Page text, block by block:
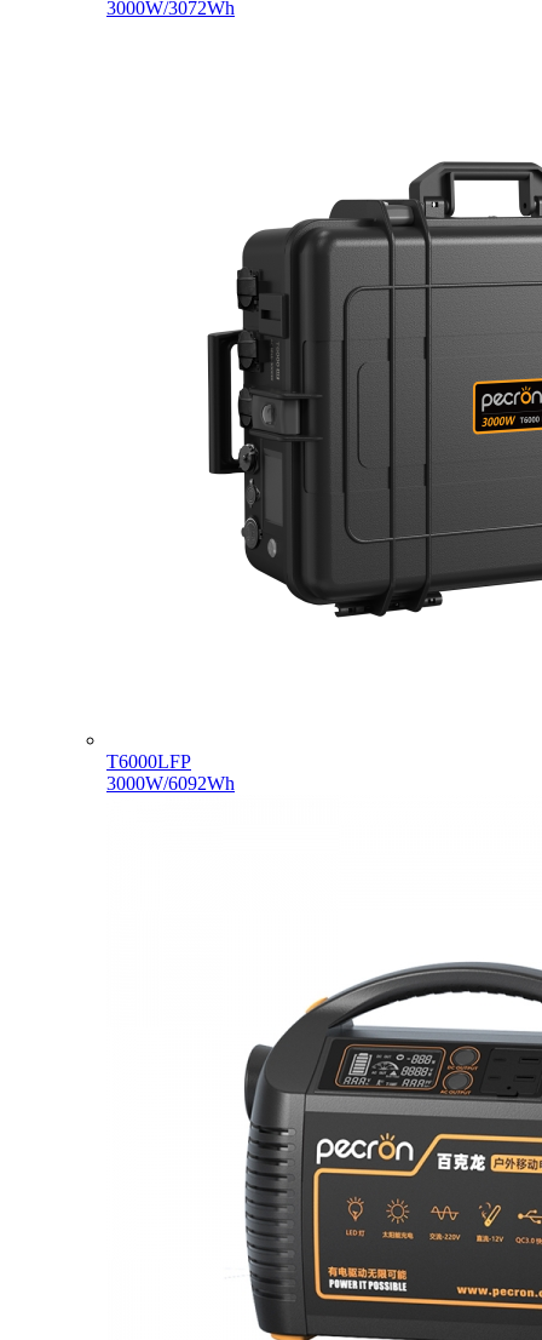
3000W/3072Wh
T6000LFP
3000W/6092Wh